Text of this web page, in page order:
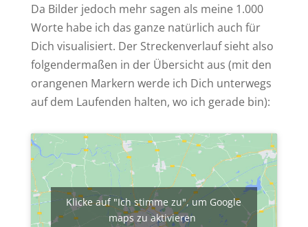
Da Bilder jedoch mehr sagen als meine 1.000
Worte habe ich das ganze natürlich auch für
Dich visualisiert. Der Streckenverlauf sieht also
folgendermaßen in der Übersicht aus (mit den
orangenen Markern werde ich Dich unterwegs
auf dem Laufenden halten, wo ich gerade bin):
Klicke auf "Ich stimme zu", um Google
maps zu aktivieren